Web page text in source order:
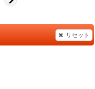
リセット